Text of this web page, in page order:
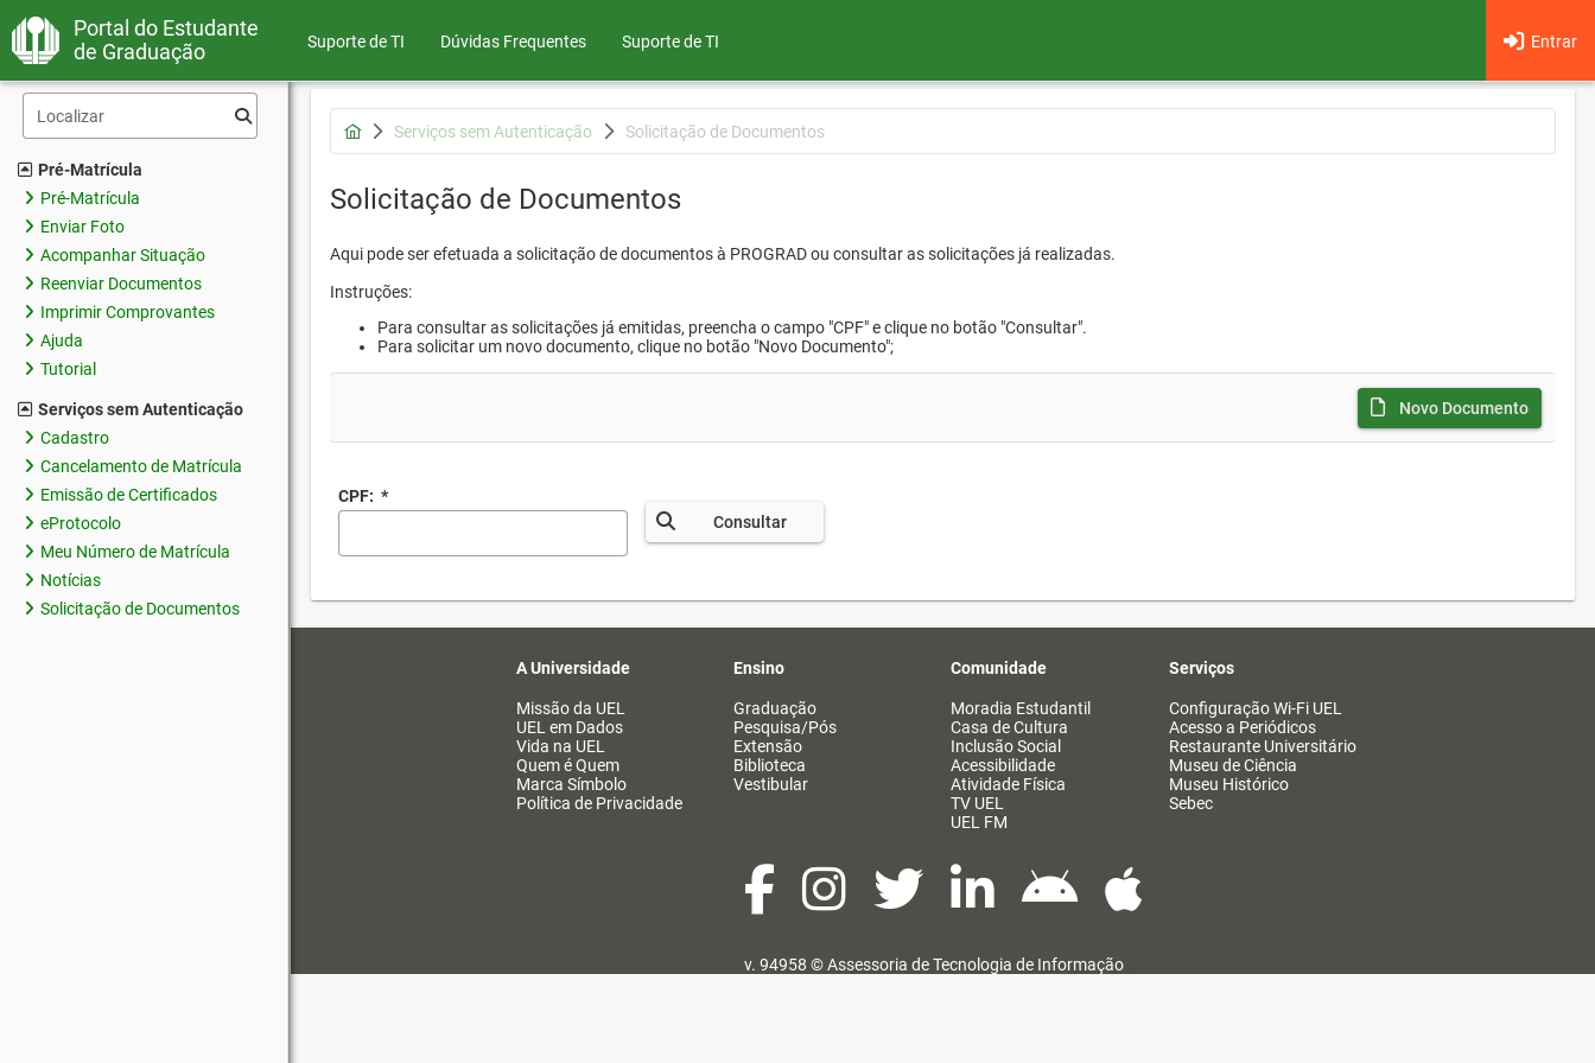
Portal do Estudante
de Graduação
Suporte de TI Dúvidas Frequentes Entrar
Suporte de TI
Pré-Matrícula
Pré-Matrícula
Enviar Foto
Acompanhar Situação
Reenviar Documentos
Imprimir Comprovantes
Ajuda
Tutorial
Serviços sem Autenticação
Cadastro
Cancelamento de Matrícula
Emissão de Certificados
eProtocolo
Meu Número de Matrícula
Notícias
Solicitação de Documentos
Serviços sem Autenticação Solicitação de Documentos
Solicitação de Documentos
Aqui pode ser efetuada a solicitação de documentos à PROGRAD ou consultar as solicitações já realizadas.
Instruções:
Para consultar as solicitações já emitidas, preencha o campo "CPF" e clique no botão "Consultar".
Para solicitar um novo documento, clique no botão "Novo Documento";
Novo Documento
CPF: *
Consultar
A Universidade
Missão da UEL
UEL em Dados
Vida na UEL
Quem é Quem
Marca Símbolo
Política de Privacidade
Ensino
Graduação
Pesquisa/Pós
Extensão
Biblioteca
Vestibular
Comunidade
Moradia Estudantil
Casa de Cultura
Inclusão Social
Acessibilidade
Atividade Física
TV UEL
UEL FM
Serviços
Configuração Wi-Fi UEL
Acesso a Periódicos
Restaurante Universitário
Museu de Ciência
Museu Histórico
Sebec
v. 94958 ©Assessoria de Tecnologia de Informação